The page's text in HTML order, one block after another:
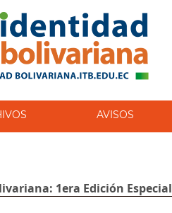
AVISOS
1era Edición Especial